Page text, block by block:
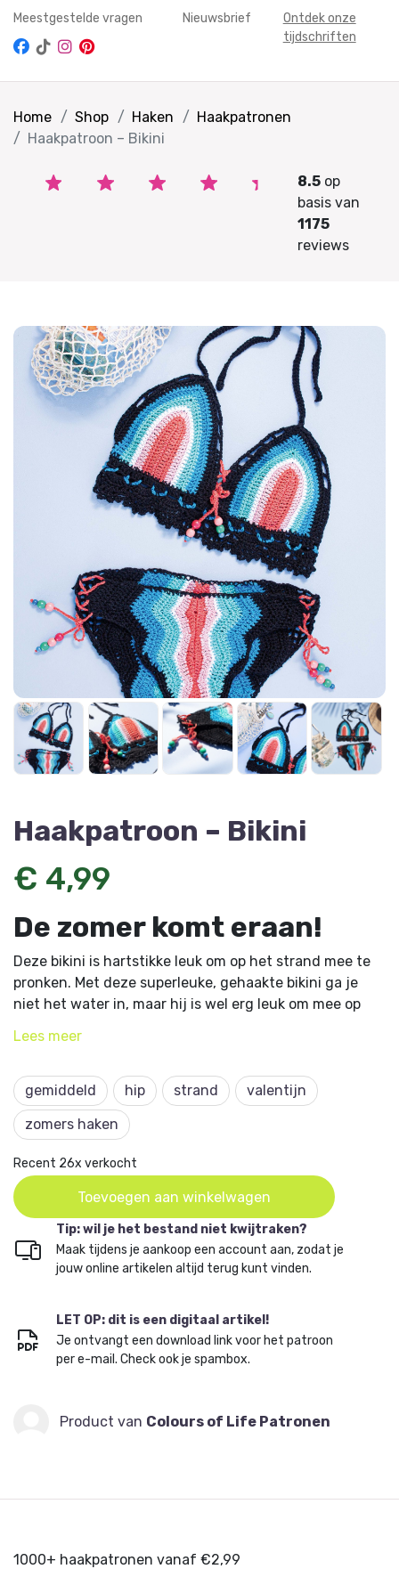
Meestgestelde vragen Nieuwsbrief
Ontdek onze
tijdschriften
Home Shop Haken
Haakpatronen
Haakpatroon – Bikini
8.5op
basis van
1175
reviews
Haakpatroon – Bikini
€ 4,99
De zomer komt eraan!
Deze bikini is hartstikke leuk om op het strand mee te
pronken. Met deze superleuke, gehaakte bikini ga je
niet het water in, maar hij is wel erg leuk om mee op
door Stefanie van Heusden van coloursoflife.nl.
Lees meer
gemiddeld hip strand
valentijn
zomers haken
Recent 26x verkocht
Toevoegen aan winkelwagen
Tip: wil je het bestand niet kwijtraken?
Maak tijdens je aankoop een account aan, zodat je
jouw online artikelen altijd terug kunt vinden.
LET OP: dit is een digitaal artikel!
Je ontvangt een download link voor het patroon
per e-mail. Check ook je spambox.
Product van Colours of Life Patronen
1000+ haakpatronen vanaf €2,99